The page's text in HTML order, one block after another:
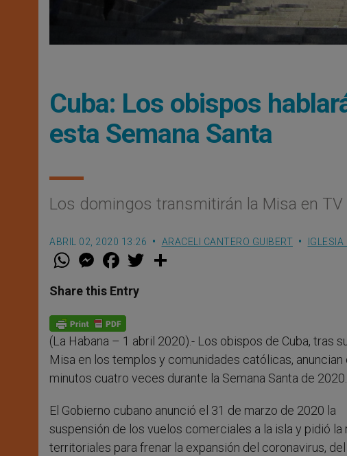
Cuba: Los obispos
esta Semana Santa
Los domingos transmitirán la Misa en TV
ABRIL 02, 2020 13:26 ARACELI CANTERO GUIBERT IGLESIA
W
t
s
p
p
M
e
s
e
g
e
r
F
a
e
b
o
k
w
Share this Entry
(La Habana – 1 abril 2020).- Los obispos de Cuba, tras
Misa en los templos y comunidades católicas,
minutos cuatro veces durante la Semana Santa de 2020.
El Gobierno cubano anunció el 31 de marzo de 2020 la
suspensión de los vuelos comerciales a la isla y pidió
territoriales para frenar la expansión del coronavirus,